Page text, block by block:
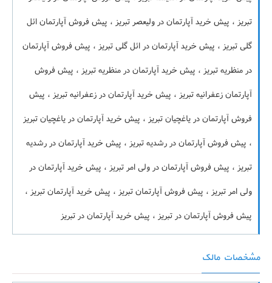
تبریز ، پیش خرید آپارتمان در ولیعصر تبریز ، پیش فروش آپارتمان ائل
گلی تبریز ، پیش خرید آپارتمان در ائل گلی تبریز ، پیش فروش آپارتمان
در منظریه تبریز ، پیش خرید آپارتمان در منظریه تبریز ، پیش فروش
آپارتمان زعفرانیه تبریز ، پیش خرید آپارتمان در زعفرانیه تبریز ، پیش
فروش آپارتمان در یاغچیان تبریز ، پیش خرید آپارتمان در یاغچیان تبریز
، پیش فروش آپارتمان در رشدیه تبریز ، پیش خرید آپارتمان در رشدیه
تبریز ، پیش فروش آپارتمان در ولی امر تبریز ، پیش خرید آپارتمان در
ولی امر تبریز ، پیش فروش آپارتمان تبریز ، پیش خرید آپارتمان تبریز ،
پیش فروش آپارتمان در تبریز ، پیش خرید آپارتمان در تبریز
مشخصات مالک